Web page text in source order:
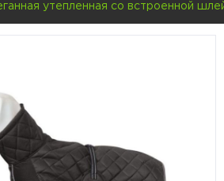
утепленная со встроенной